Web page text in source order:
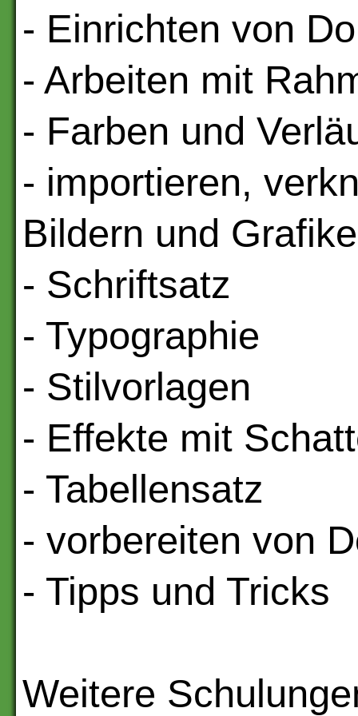
- Einrichten von
- Arbeiten mit
- Farben und
- importieren,
Bildern und
- Schriftsatz
- Typographie
- Stilvorlagen
- Effekte mit
- Tabellensatz
- vorbereiten von
- Tipps und Tricks
Weitere